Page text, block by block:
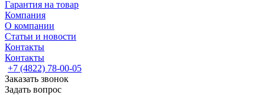
Гарантия на товар
Компания
О компании
Статьи и новости
Контакты
Контакты
+7 (4822) 78-00-05
Заказать звонок
Задать вопрос